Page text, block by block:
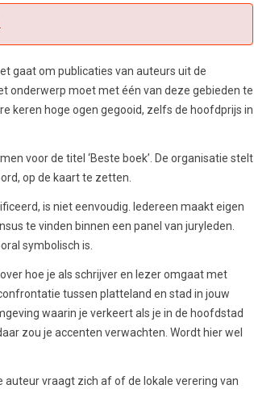
gaat om publicaties van auteurs uit de
onderwerp moet met één van deze gebieden te
keren hoge ogen gegooid, zelfs de hoofdprijs in
voor de titel ‘Beste boek’. De organisatie stelt
op de kaart te zetten.
is niet eenvoudig. Iedereen maakt eigen
te vinden binnen een panel van juryleden.
symbolisch is.
hoe je als schrijver en lezer omgaat met
tussen platteland en stad in jouw
waarin je verkeert als je in de hoofdstad
zou je accenten verwachten. Wordt hier wel
vraagt zich af of de lokale verering van